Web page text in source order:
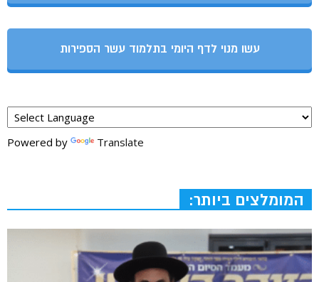
עשו מנוי לדף היומי בתלמוד עשר הספירות
Powered by Translate
המומלצים ביותר: